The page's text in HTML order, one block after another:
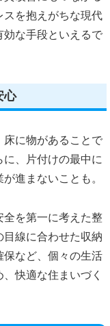
を抱えがちな現代
効な手段といえるで
心
に物があることで
、片付けの最中に
進まないことも。
全を第一に考えた整
線に合わせた収納
など、個々の生活
快適な住まいづく